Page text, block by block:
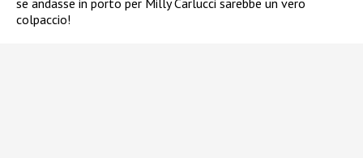
se andasse in porto per Milly Carlucci sarebbe un vero
colpaccio!